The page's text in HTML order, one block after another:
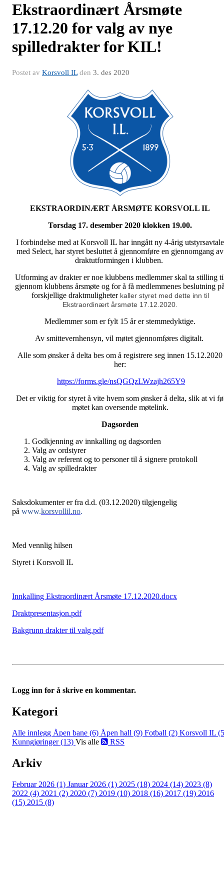
Ekstraordinært Årsmøte
17.12.20 for valg av nye
spilledrakter for KIL!
Postet av Korsvoll ILden 3. des 2020
EKSTRAORDINÆRT ÅRSMØTE KORSVOLL IL
Torsdag 17. desember 2020 klokken 19.00.
I forbindelse med at Korsvoll IL har inngått ny 4-årig utstyrsavtale
med Select, har styret besluttet å gjennomføre en gjennomgang av
draktutformingen i klubben.
Utforming av drakter er noe klubbens medlemmer skal ta stilling
gjennom klubbens årsmøte og for å få medlemmenes beslutning
forskjellige draktmuligheterkaller styret med dette inn til
Ekstraordinært årsmøte 17.12.2020.
Medlemmer som er fylt 15 år er stemmedyktige.
Av smittevernhensyn, vil møtet gjennomføres digitalt.
Alle som ønsker å delta bes om å registrere seg innen 15.12.2020
her:
https://forms.gle/nsQGQzLWzajh265Y9
Det er viktig for styret å vite hvem som ønsker å delta, slik at vi
møtet kan oversende møtelink.
Dagsorden
Godkjenning av innkalling og dagsorden
Valg av ordstyrer
Valg av referent og to personer til å signere protokoll
Valg av spilledrakter
Saksdokumenter er fra d.d. (03.12.2020) tilgjengelig
på www.korsvollil.no.
Med vennlig hilsen
Styret i Korsvoll IL
Innkalling Ekstraordinært Årsmøte 17.12.2020.docx
Draktpresentasjon.pdf
Bakgrunn drakter til valg.pdf
Logg inn for å skrive en kommentar.
Kategori
Alle innlegg Åpen bane (6) Åpen hall (9) Fotball (2) Korsvoll IL
Kunngjøringer (13) Vis alle RSS
Arkiv
Februar 2026 (1) Januar 2026 (1) 2025 (18) 2024 (14) 2023 (8)
2022 (4) 2021 (2) 2020 (7) 2019 (10) 2018 (16) 2017 (19) 2016
(15) 2015 (8)